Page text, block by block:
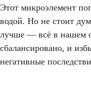
Этот микроэлемент
водой. Но не стоит
лучше — всё в нашем
сбалансировано, и
негативные